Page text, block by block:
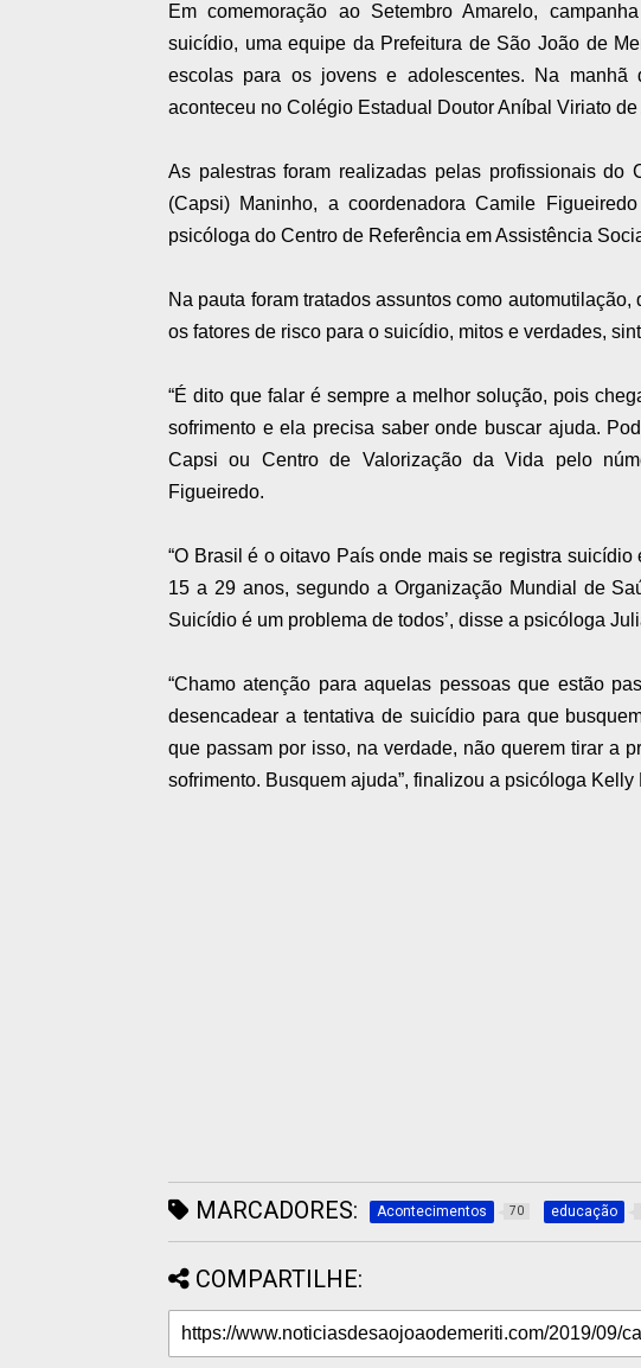
Em comemoração ao Setembro Amarelo,
suicídio, uma equipe da Prefeitura de São João de
escolas para os jovens e adolescentes. Na manhã
aconteceu no Colégio Estadual Doutor Aníbal Viriato de
As palestras foram realizadas pelas profissionais do
(Capsi) Maninho, a coordenadora Camile
psicóloga do Centro de Referência em Assistência
Na pauta foram tratados assuntos como
os fatores de risco para o suicídio, mitos e verdades,
“É dito que falar é sempre a melhor solução, pois
sofrimento e ela precisa saber onde buscar ajuda.
Capsi ou Centro de Valorização da Vida pelo
Figueiredo.
“O Brasil é o oitavo País onde mais se registra
15 a 29 anos, segundo a Organização Mundial de
Suicídio é um problema de todos’, disse a psicóloga
“Chamo atenção para aquelas pessoas que estão
desencadear a tentativa de suicídio para que
que passam por isso, na verdade, não querem tirar a
sofrimento. Busquem ajuda”, finalizou a psicóloga Kelly
MARCADORES: Acontecimentos 70 educação
COMPARTILHE: